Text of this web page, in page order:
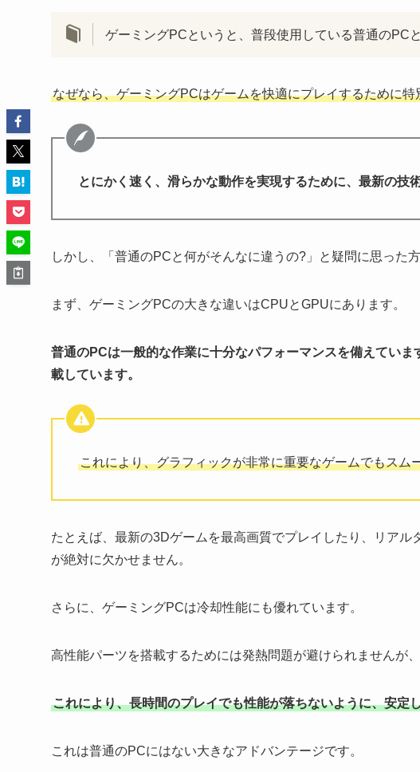
ゲーミングPCというと、普段使用している普通のPC
なぜなら、ゲーミングPCはゲームを快適にプレイするために
とにかく速く、滑らかな動作を実現するために、最新の技
しかし、「普通のPCと何がそんなに違うの?」と疑問に思った
まず、ゲーミングPCの大きな違いはCPUとGPUにあります。
普通のPCは一般的な作業に十分なパフォーマンスを備えてい
載しています。
これにより、グラフィックが非常に重要なゲームでもスム
たとえば、最新の3Dゲームを最高画質でプレイしたり、リア
が絶対に欠かせません。
さらに、ゲーミングPCは冷却性能にも優れています。
高性能パーツを搭載するためには発熱問題が避けられませんが
これにより、長時間のプレイでも性能が落ちないように、安定
これは普通のPCにはない大きなアドバンテージです。